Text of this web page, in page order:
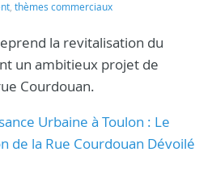
, thèmes commerciaux
la revitalisation du
un ambitieux projet de
Courdouan.
Urbaine à Toulon : Le
de la Rue Courdouan Dévoilé